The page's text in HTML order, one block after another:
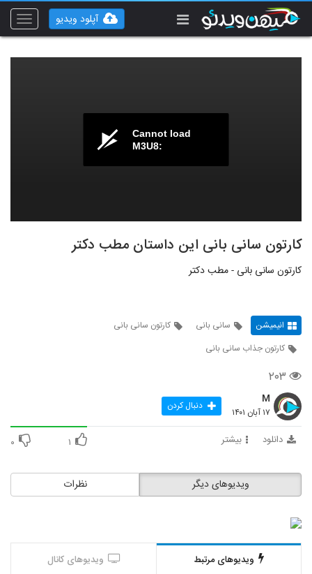
Toggle
آپلود ویدیو
Cannot load
M3U8:
کارتون سانی بانی این داستان مطب دکتر
کارتون سانی بانی - مطب دکتر
انیمیشن سانی بانی
کارتون سانی بانی
کارتون جذاب سانی بانی
۲۰۳
M
۱۷ آبان ۱۴۰۱ دنبال کردن
دانلود بیشتر ۱ ۰
نظرات ویدیوهای دیگر
ویدیوهای مرتبط ویدیوهای کانال